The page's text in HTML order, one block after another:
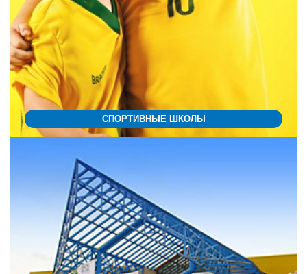
СПОРТИВНЫЕ ШКОЛЫ